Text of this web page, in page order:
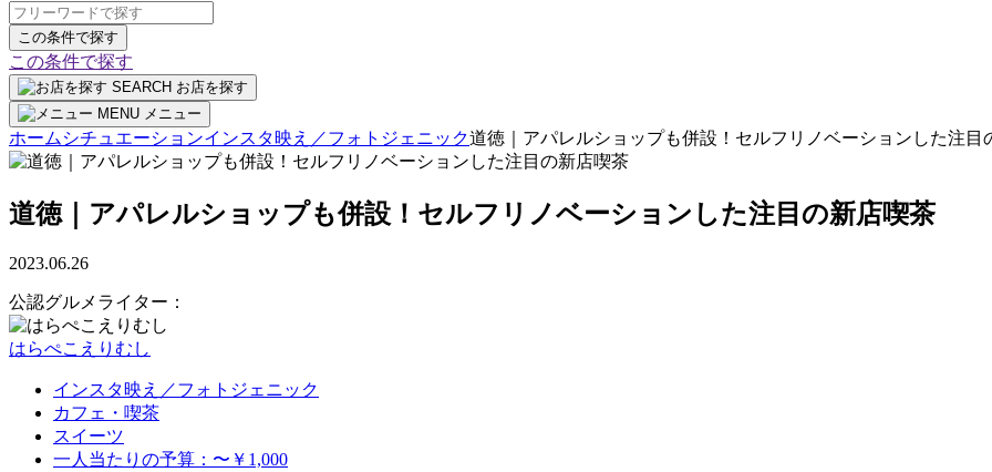
この条件で探す
この条件で探す
SEARCH お店を探す
MENU メニュー
ホーム シチュエーションインスタ映え／フォトジェニック道徳｜アパレルショップも併設！セルフリノベーションした注目
道徳｜アパレルショップも併設！セルフリノベーションした注目の新店喫茶
2023.06.26
公認グルメライター：
はらぺこえりむし
インスタ映え／フォトジェニック
カフェ・喫茶
スイーツ
一人当たりの予算：〜￥1,000